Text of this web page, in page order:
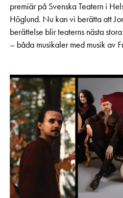
premiär på Svenska Teatern i
Höglund. Nu kan vi berätta att
berättelse blir teaterns nästa
– båda musikaler med musik av